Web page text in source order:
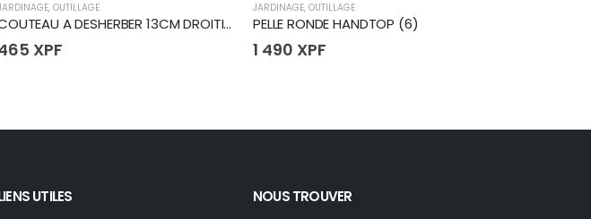
, OUTILLAGE
COUTEAU A DESHERBER 13CM DROITIER
XPF
JARDINAGE, OUTILLAGE
PELLE RONDE HANDTOP (6)
1 490 XPF
UTILES NOUS TROUVER